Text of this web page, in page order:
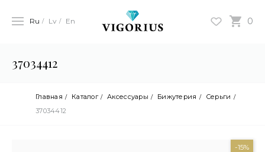
0
Ru Lv En
37034412
Главная Каталог Аксессуары Бижутерия
Серьги
37034412
-15%